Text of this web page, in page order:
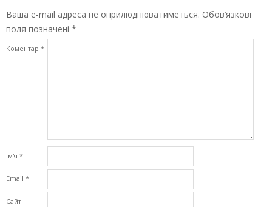
Ваша e-mail адреса не оприлюднюватиметься. Обов’язкові
поля позначені *
Коментар *
Ім'я *
Email *
Сайт